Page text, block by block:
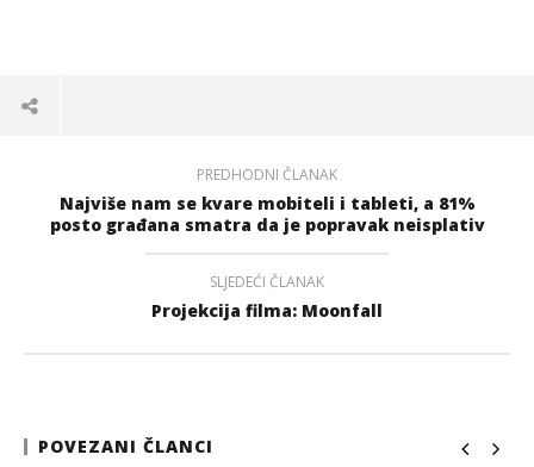
PREDHODNI ČLANAK
Najviše nam se kvare mobiteli i tableti, a 81%
posto građana smatra da je popravak neisplativ
SLJEDEĆI ČLANAK
Projekcija filma: Moonfall
POVEZANI ČLANCI